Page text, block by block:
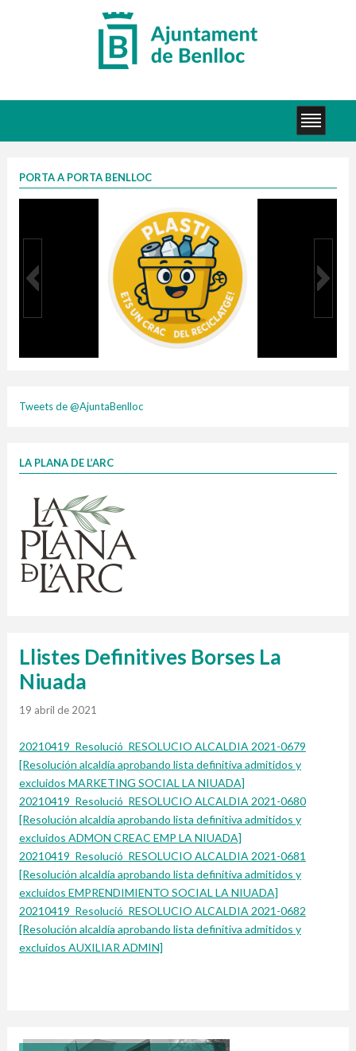
PORTA A PORTA BENLLOC
1 contenidors intel·ligents
Finançat per la Unió Europea – NextGenerationEU
Tweets de @AjuntaBenlloc
LA PLANA DE L’ARC
Llistes Definitives Borses La
Niuada
19 abril de 2021
20210419_Resolució_RESOLUCIO ALCALDIA 2021-0679
[Resolución alcaldía aprobando lista definitiva admitidos y
excluidos MARKETING SOCIAL LA NIUADA]
20210419_Resolució_RESOLUCIO ALCALDIA 2021-0680
[Resolución alcaldía aprobando lista definitiva admitidos y
excluidos ADMON CREAC EMP LA NIUADA]
20210419_Resolució_RESOLUCIO ALCALDIA 2021-0681
[Resolución alcaldía aprobando lista definitiva admitidos y
excluidos EMPRENDIMIENTO SOCIAL LA NIUADA]
20210419_Resolució_RESOLUCIO ALCALDIA 2021-0682
[Resolución alcaldía aprobando lista definitiva admitidos y
excluidos AUXILIAR ADMIN]